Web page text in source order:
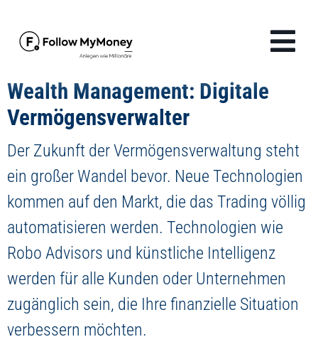
Inhalt
Produkte
Finanzwissen
Unternehmen
Anmelden
Jetzt Depot eröffnen
Wealth Management: Digitale
Vermögensverwalter
Der Zukunft der Vermögensverwaltung steht
ein großer Wandel bevor. Neue Technologien
kommen auf den Markt, die das Trading völlig
automatisieren werden. Technologien wie
Robo Advisors und künstliche Intelligenz
werden für alle Kunden oder Unternehmen
zugänglich sein, die Ihre finanzielle Situation
verbessern möchten.